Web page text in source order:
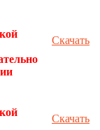
Скачать
Скачать